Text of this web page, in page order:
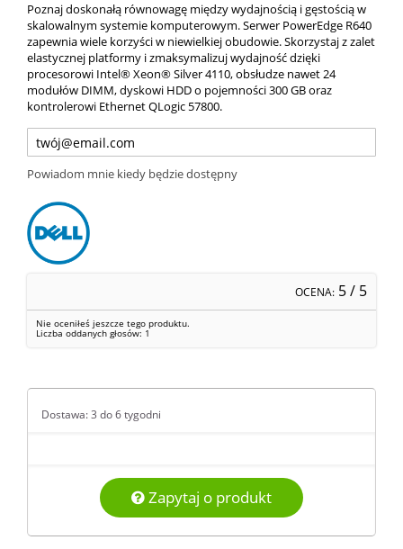
Poznaj doskonałą równowagę między wydajnością i gęstością w
skalowalnym systemie komputerowym. Serwer PowerEdge R640
zapewnia wiele korzyści w niewielkiej obudowie. Skorzystaj z zalet
elastycznej platformy i zmaksymalizuj wydajność dzięki
procesorowi Intel® Xeon® Silver 4110, obsłudze nawet 24
modułów DIMM, dyskowi HDD o pojemności 300 GB oraz
kontrolerowi Ethernet QLogic 57800.
Powiadom mnie kiedy będzie dostępny
OCENA: 5/ 5
Nie oceniłeś jeszcze tego produktu.
Liczba oddanych głosów: 1
Dostawa: 3 do 6 tygodni
Zapytaj o produkt